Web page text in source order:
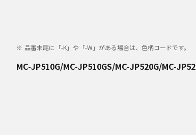
品番末尾に「-K」や「-W」がある場合は、色柄コードです。
MC-JP510G/MC-JP510GS/MC-JP520G/MC-